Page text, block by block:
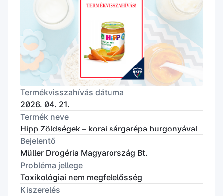
Termékvisszahívás dátuma
2026. 04. 21.
Termék neve
Hipp Zöldségek – korai sárgarépa burgonyával
Bejelentő
Müller Drogéria Magyarország Bt.
Probléma jellege
Toxikológiai nem megfelelősség
Kiszerelés